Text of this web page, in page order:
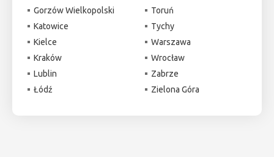
Gorzów Wielkopolski
Katowice
Kielce
Kraków
Lublin
Łódź
Toruń
Tychy
Warszawa
Wrocław
Zabrze
Zielona Góra